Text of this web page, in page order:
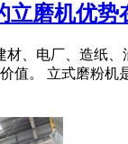
立磨机优势
、电厂、造纸
值。 立式磨粉机